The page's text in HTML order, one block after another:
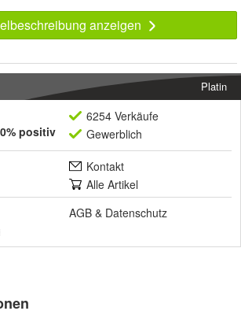
anzeigen
Platin
positiv
6254 Verkäufe
Gewerblich
Kontakt
Alle Artikel
AGB & Datenschutz